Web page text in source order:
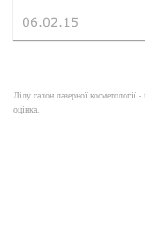
06.02.15
Лілу салон лазерної косметології
оцінка.